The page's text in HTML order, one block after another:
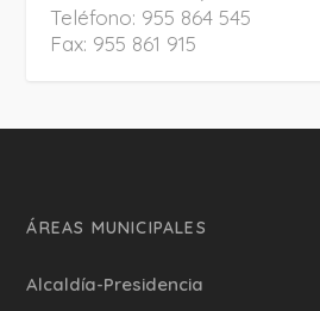
Teléfono: 955 864 545
Fax: 955 861 915
ÁREAS MUNICIPALES
Alcaldía-Presidencia